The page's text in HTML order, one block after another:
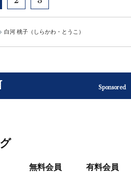
白河 桃子（しらかわ・とうこ）
Sponsored
無料会員 有料会員